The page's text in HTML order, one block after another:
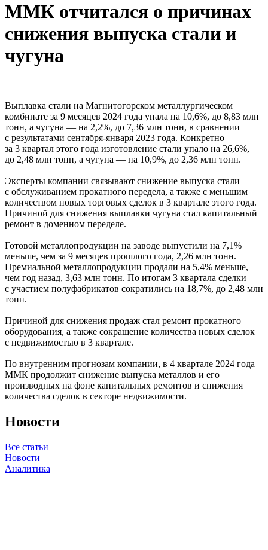
ММК отчитался о причинах
снижения выпуска стали и
чугуна
Выплавка стали на Магнитогорском металлургическом
комбинате за 9 месяцев 2024 года упала на 10,6%, до 8,83 млн
тонн, а чугуна — на 2,2%, до 7,36 млн тонн, в сравнении
с результатами сентября-января 2023 года. Конкретно
за 3 квартал этого года изготовление стали упало на 26,6%,
до 2,48 млн тонн, а чугуна — на 10,9%, до 2,36 млн тонн.
Эксперты компании связывают снижение выпуска стали
с обслуживанием прокатного передела, а также с меньшим
количеством новых торговых сделок в 3 квартале этого года.
Причиной для снижения выплавки чугуна стал капитальный
ремонт в доменном переделе.
Готовой металлопродукции на заводе выпустили на 7,1%
меньше, чем за 9 месяцев прошлого года, 2,26 млн тонн.
Премиальной металлопродукции продали на 5,4% меньше,
чем год назад, 3,63 млн тонн. По итогам 3 квартала сделки
с участием полуфабрикатов сократились на 18,7%, до 2,48 млн
тонн.
Причиной для снижения продаж стал ремонт прокатного
оборудования, а также сокращение количества новых сделок
с недвижимостью в 3 квартале.
По внутренним прогнозам компании, в 4 квартале 2024 года
ММК продолжит снижение выпуска металлов и его
производных на фоне капитальных ремонтов и снижения
количества сделок в секторе недвижимости.
Новости
Все статьи
Новости
Аналитика